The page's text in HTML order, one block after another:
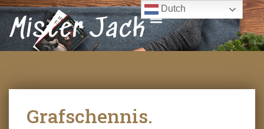
Mister Jack
Grafschennis.
Dutch